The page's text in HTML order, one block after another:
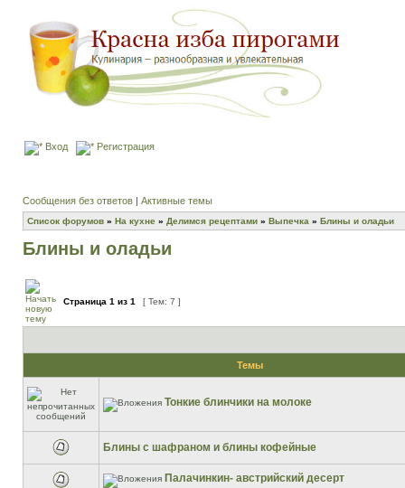
Вход Регистрация
Сообщения без ответов | Активные темы
Список форумов » На кухне » Делимся рецептами » Выпечка » Блины и оладьи
Блины и оладьи
Страница 1 из 1 [ Тем: 7 ]
Темы
Тонкие блинчики на молоке
Блины с шафраном и блины кофейные
Палачинкин- австрийский десерт